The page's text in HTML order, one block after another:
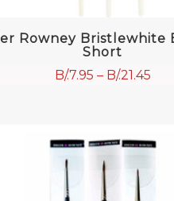
Rowney Bristlewhite
Short
B/.7.95 – B/.21.45